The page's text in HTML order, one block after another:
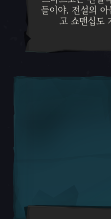
들이야. 전설의
고 쇼맨십도